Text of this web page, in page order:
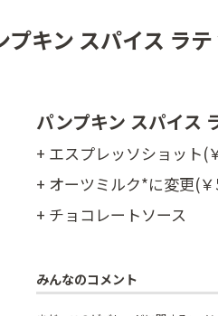
キン スパイス ラ
パンプキン スパイス
+ エスプレッソショット(
+ オーツミルク*に変更(
+ チョコレートソース
みんなのコメント